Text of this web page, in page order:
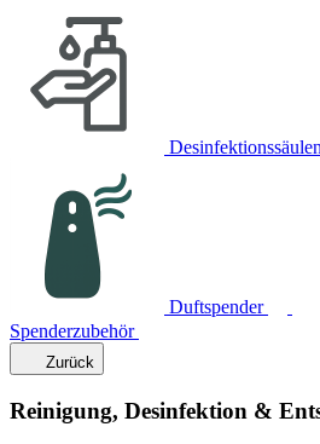
Duftspender
Spenderzubehör
Zurück
Reinigung, Desinfektion &